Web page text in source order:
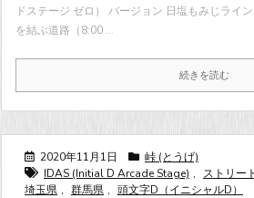
ドステージ ゼロ） バージョン 日塩もみじライ
を結ぶ道路（8:00 ...
続きを読む
2020年11月1日
峠 (とうげ)
IDAS (Initial D Arcade Stage) , ストリー
埼玉県 , 群馬県 , 頭文字D（イニシャルD）